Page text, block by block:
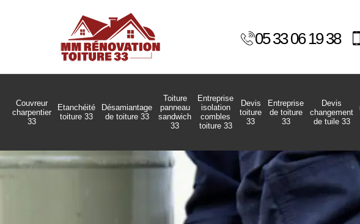
05 33 06 19 38
Couvreur
charpentier
33
Etanchéité
toiture 33
Désamiantage
de toiture 33
Toiture
panneau
sandwich
33
Entreprise
isolation
combles
toiture 33
Devis
toiture
33
Entreprise
de toiture
33
Devis
changement
de tuile 33